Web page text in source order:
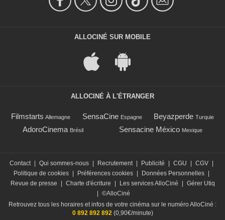
ALLOCINÉ SUR MOBILE
ALLOCINÉ À L'ÉTRANGER
Filmstarts Allemagne SensaCine Espagne Beyazperde Turquie
AdoroCinema Brésil Sensacine México Mexique
Contact Qui sommes-nous Recrutement Publicité CGU CGV
Politique de cookies
Préférences cookies Données Personnelles
Revue de presse
Charte d'écriture Les services AlloCiné
Gérer Utiq
©AlloCiné
Retrouvez tous les horaires et infos de votre cinéma sur le numéro AlloCiné :
0 892 892 892(0,90€/minute)